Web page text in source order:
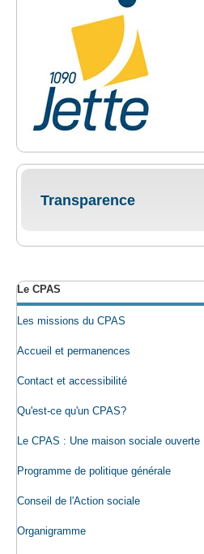
Transparence
Le CPAS
Les missions du CPAS
Accueil et permanences
Contact et accessibilité
Qu'est-ce qu'un CPAS?
Le CPAS : Une maison sociale ouverte
Programme de politique générale
Conseil de l'Action sociale
Organigramme